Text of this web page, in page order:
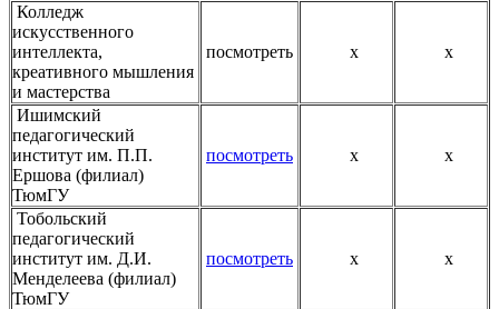
Колледж
искусственного
интеллекта,
креативного мышления
и мастерства
посмотреть х х
Ишимский
педагогический
институт им. П.П.
Ершова (филиал)
ТюмГУ
посмотреть х х
Тобольский
педагогический
институт им. Д.И.
Менделеева (филиал)
ТюмГУ
посмотреть х х